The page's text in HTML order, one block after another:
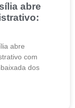
abre
abre
com
dos